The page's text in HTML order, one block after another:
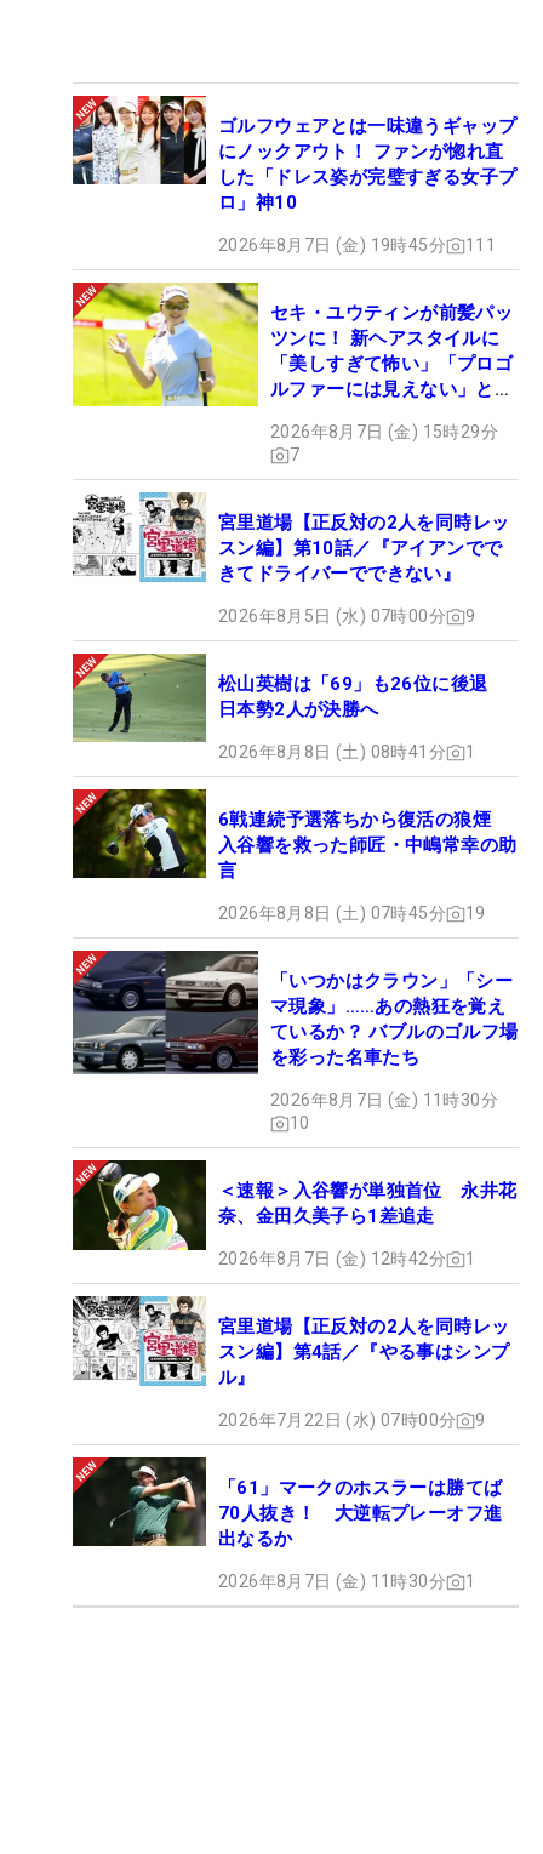
ゴルフウェアとは一味違うギャップ
にノックアウト！ ファンが惚れ直
した「ドレス姿が完璧すぎる女子プ
ロ」神10
2026年8月7日 (金) 19時45分 111
セキ・ユウティンが前髪パッ
ツンに！ 新ヘアスタイルに
「美しすぎて怖い」「プロゴ
ルファーには見えない」とコ
2026年8月7日 (金) 15時29分
7
宮里道場【正反対の2人を同時レッ
スン編】第10話／『アイアンでで
きてドライバーでできない』
2026年8月5日 (水) 07時00分 9
松山英樹は「69」も26位に後退
日本勢2人が決勝へ
2026年8月8日 (土) 08時41分 1
6戦連続予選落ちから復活の狼煙
入谷響を救った師匠・中嶋常幸の助
言
2026年8月8日 (土) 07時45分 19
「いつかはクラウン」「シー
マ現象」……あの熱狂を覚え
ているか？ バブルのゴルフ場
を彩った名車たち
2026年8月7日 (金) 11時30分
10
＜速報＞入谷響が単独首位 永井花
奈、金田久美子ら1差追走
2026年8月7日 (金) 12時42分 1
宮里道場【正反対の2人を同時レッ
スン編】第4話／『やる事はシンプ
ル』
2026年7月22日 (水) 07時00分 9
「61」マークのホスラーは勝てば
70人抜き！ 大逆転プレーオフ進
出なるか
2026年8月7日 (金) 11時30分 1